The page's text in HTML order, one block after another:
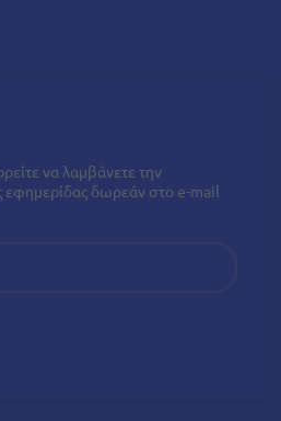
να λαμβάνετε την
εφημερίδας δωρεάν στο e-mail